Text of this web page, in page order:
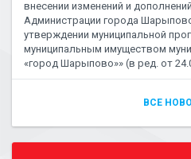
внесении изменений и
Администрации города
утверждении муниципальной
муниципальным имуществом
«город Шарыпово»» (в ред. от
ВСЕ